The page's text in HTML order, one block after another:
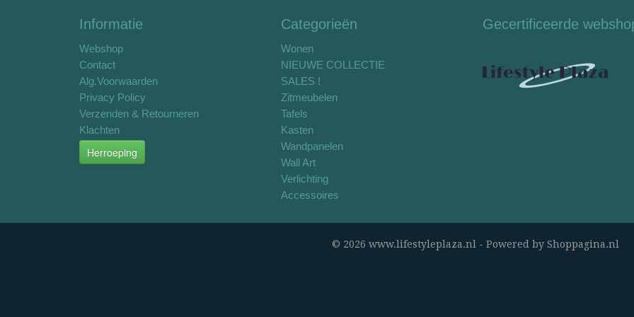
Informatie
Webshop
Contact
Alg.Voorwaarden
Privacy Policy
Verzenden & Retourneren
Klachten
Herroeping
Categorieën
Wonen
NIEUWE COLLECTIE
SALES !
Zitmeubelen
Tafels
Kasten
Wandpanelen
Wall Art
Verlichting
Accessoires
Gecertificeerde
© 2026 www.lifestyleplaza.nl - Powered by Shoppagina.nl